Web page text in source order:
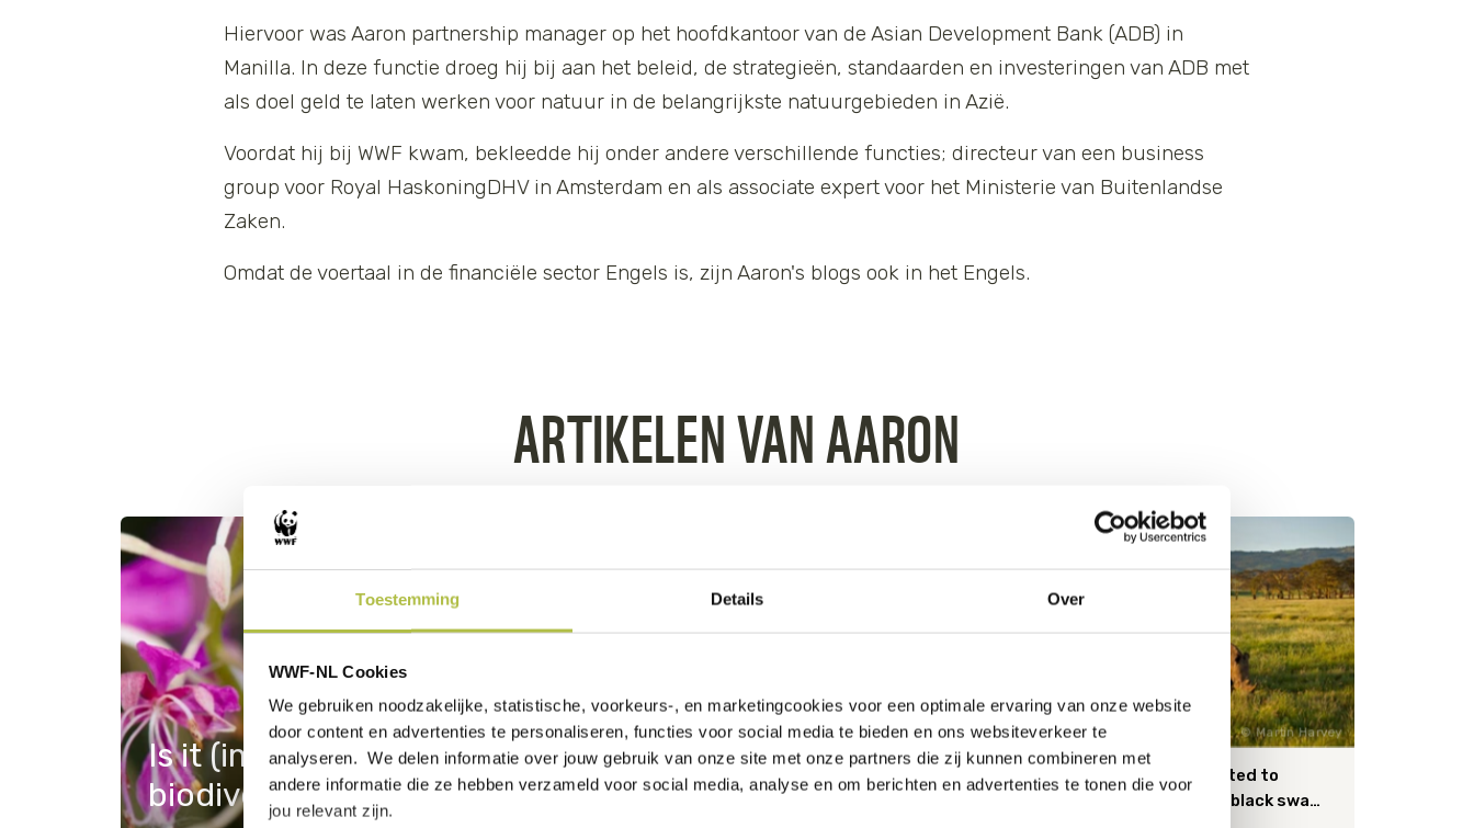
Toestemming Details Over
WWF-NL Cookies
We gebruiken noodzakelijke, statistische, voorkeurs-, en marketingcookies voor een optimale ervaring van onze website
door content en advertenties te personaliseren, functies voor social media te bieden en ons websiteverkeer te
analyseren. We delen informatie over jouw gebruik van onze site met onze partners die zij kunnen combineren met
andere informatie die ze hebben verzameld voor social media, analyse en om berichten en advertenties te tonen die voor
jou relevant zijn.
Hiervoor was Aaron partnership manager op het hoofdkantoor van de Asian Development Bank (ADB) in
Manilla. In deze functie droeg hij bij aan het beleid, de strategieën, standaarden en investeringen van ADB met
als doel geld te laten werken voor natuur in de belangrijkste natuurgebieden in Azië.
Voordat hij bij WWF kwam, bekleedde hij onder andere verschillende functies; directeur van een business
group voor Royal HaskoningDHV in Amsterdam en als associate expert voor het Ministerie van Buitenlandse
Zaken.
Omdat de voertaal in de financiële sector Engels is, zijn Aaron's blogs ook in het Engels.
ARTIKELEN VAN AARON
Is it (im)possible to invest in
biodiversity?
ESA / NASA
The new generation is not
accepting our slowness
Martin Harvey
Financial risk related to
biodiversity loss: black swan or white rhino?